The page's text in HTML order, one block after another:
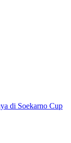
di Soekarno Cup